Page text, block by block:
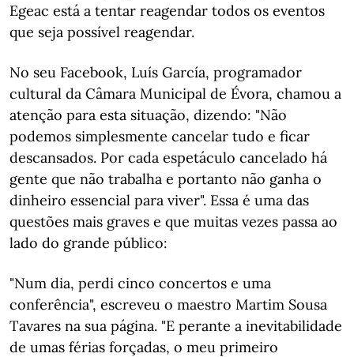
Egeac está a tentar reagendar todos os eventos
que seja possível reagendar.
No seu Facebook, Luís García, programador
cultural da Câmara Municipal de Évora, chamou a
atenção para esta situação, dizendo: "Não
podemos simplesmente cancelar tudo e ficar
descansados. Por cada espetáculo cancelado há
gente que não trabalha e portanto não ganha o
dinheiro essencial para viver". Essa é uma das
questões mais graves e que muitas vezes passa ao
lado do grande público:
"Num dia, perdi cinco concertos e uma
conferência", escreveu o maestro Martim Sousa
Tavares na sua página. "E perante a inevitabilidade
de umas férias forçadas, o meu primeiro